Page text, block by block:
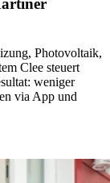
Photovoltaik,
Clee steuert
weniger
via App und